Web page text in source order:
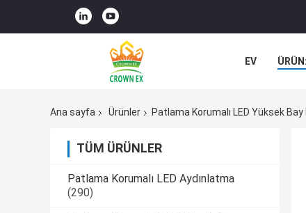
EV
Ana sayfa
Ürünler Patlama Korumalı LED Yüksek Bay
TÜM ÜRÜNLER
Patlama Korumalı LED Aydınlatma
(290)